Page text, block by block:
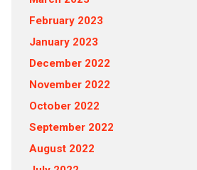
February 2023
January 2023
December 2022
November 2022
October 2022
September 2022
August 2022